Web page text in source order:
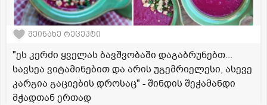
შეინახე რეცეპტი
"ეს კერძი ყველას ბავშვობაში დაგაბრუნებთ...
სავსეა ვიტამინებით და არის უგემრიელესი, ასევე
კარგია გაციების დროსაც" - შინდის შეჭამანდი
მჭადთან ერთად